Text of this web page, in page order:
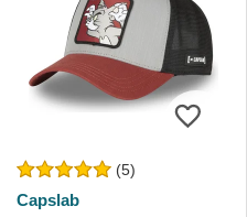
(5)
Capslab